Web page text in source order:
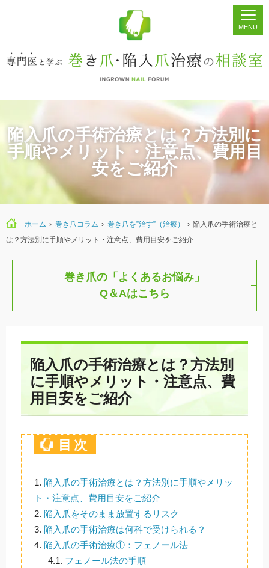
ホーム シェア 掲示板 検索
陥入爪の手術治療とは？方法別に
手順やメリット・注意点、費用目
安をご紹介
ホーム › 巻き爪コラム › 巻き爪を”治す”（治療） › 陥入爪の手術治療と
は？方法別に手順やメリット・注意点、費用目安をご紹介
巻き爪の「よくあるお悩み」
Q＆Aはこちら
陥入爪の手術治療とは？方法別
に手順やメリット・注意点、費
用目安をご紹介
目次
1. 陥入爪の手術治療とは？方法別に手順やメリッ
ト・注意点、費用目安をご紹介
2. 陥入爪をそのまま放置するリスク
3. 陥入爪の手術治療は何科で受けられる？
4. 陥入爪の手術治療①：フェノール法
4.1. フェノール法の手順